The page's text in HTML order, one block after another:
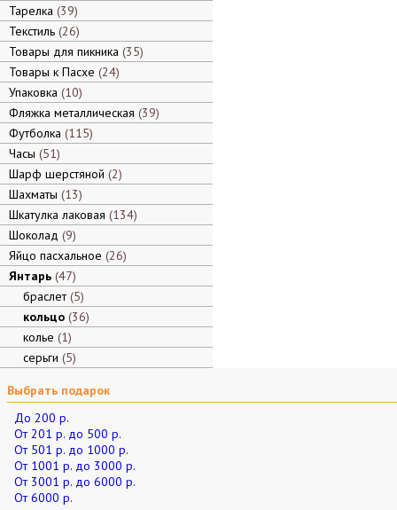
Тарелка 39
Текстиль 26
Товары для пикника 35
Товары к Пасхе 24
Упаковка 10
Фляжка металлическая 39
Футболка 115
Часы 51
Шарф шерстяной 2
Шахматы 13
Шкатулка лаковая 134
Шоколад 9
Яйцо пасхальное 26
Янтарь 47
браслет 5
кольцо 36
колье 1
серьги 5
Выбрать подарок
До 200 р.
От 201 р. до 500 р.
От 501 р. до 1000 р.
От 1001 р. до 3000 р.
От 3001 р. до 6000 р.
От 6000 р.